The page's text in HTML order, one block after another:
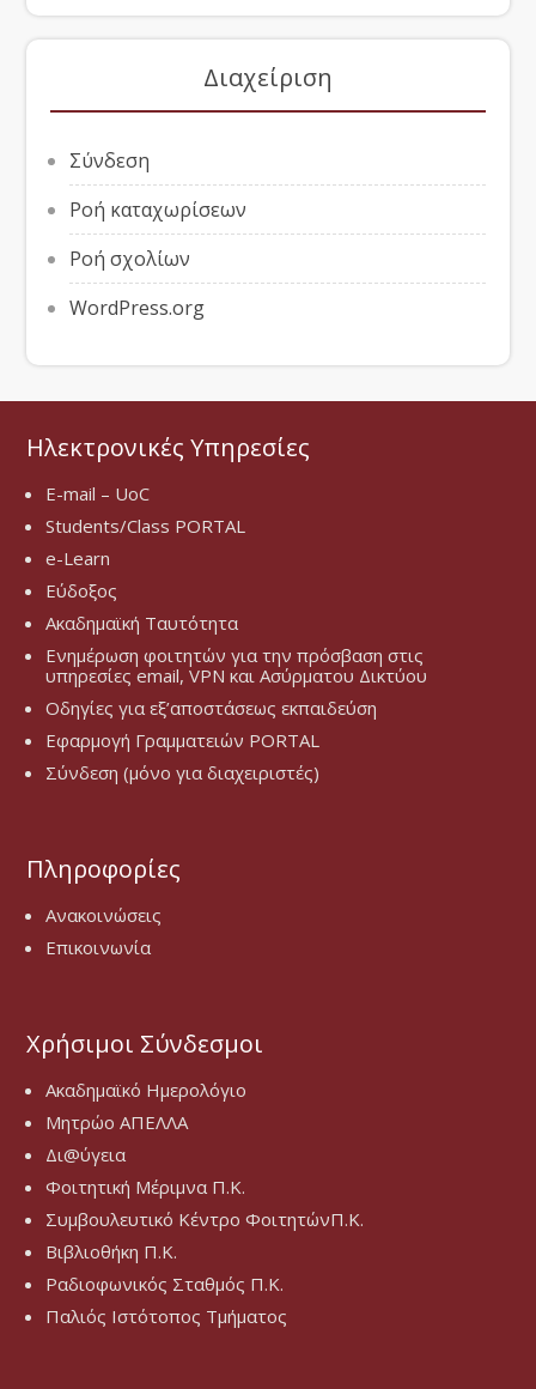
Διαχείριση
Σύνδεση
Ροή καταχωρίσεων
Ροή σχολίων
WordPress.org
Ηλεκτρονικές Υπηρεσίες
E-mail – UoC
Students/Class PORTAL
e-Learn
Εύδοξος
Ακαδημαϊκή Ταυτότητα
Ενημέρωση φοιτητών για την πρόσβαση στις
υπηρεσίες email, VPN και Ασύρματου Δικτύου
Οδηγίες για εξ’αποστάσεως εκπαιδεύση
Εφαρμογή Γραμματειών PORTAL
Σύνδεση (μόνο για διαχειριστές)
Πληροφορίες
Ανακοινώσεις
Επικοινωνία
Χρήσιμοι Σύνδεσμοι
Ακαδημαϊκό Ημερολόγιο
Μητρώο ΑΠΕΛΛΑ
Δι@ύγεια
Φοιτητική Μέριμνα Π.Κ.
Συμβουλευτικό Κέντρο ΦοιτητώνΠ.Κ.
Βιβλιοθήκη Π.Κ.
Ραδιοφωνικός Σταθμός Π.Κ.
Παλιός Ιστότοπος Τμήματος